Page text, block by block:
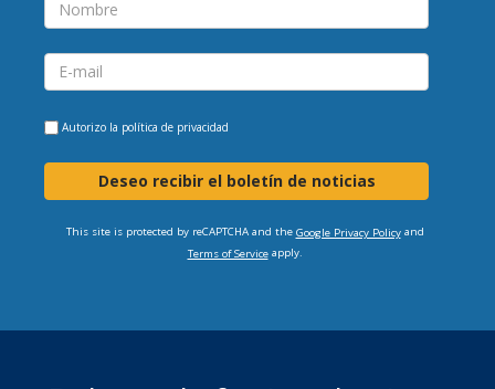
Autorizo la política de privacidad
Deseo recibir el boletín de noticias
This site is protected by reCAPTCHA and the Google Privacy Policyand
Terms of Serviceapply.